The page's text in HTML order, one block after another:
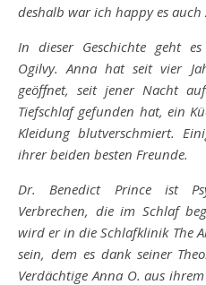
deshalb war ich happy es
In dieser Geschichte geht
Ogilvy. Anna hat seit vier
geöffnet, seit jener Nacht
Tiefschlaf gefunden hat, ein
Kleidung blutverschmiert.
ihrer beiden besten Freunde.
Dr. Benedict Prince ist
Verbrechen, die im Schlaf
wird er in die Schlafklinik The
sein, dem es dank seiner
Verdächtige Anna O. aus